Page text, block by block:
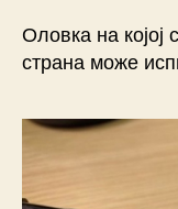
Оловка на којој
страна може